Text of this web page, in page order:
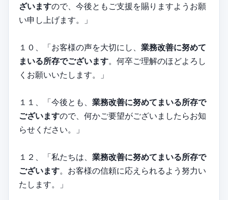
ざいますので、今後ともご支援を賜りますようお願
い申し上げます。」
１０、「お客様の声を大切にし、 業務改善に努めて
まいる所存でございます。何卒ご理解のほどよろし
くお願いいたします。」
１１、「今後とも、 業務改善に努めてまいる所存で
ございますので、何かご要望がございましたらお知
らせください。」
１２、「私たちは、 業務改善に努めてまいる所存で
ございます。お客様の信頼に応えられるよう努力い
たします。」